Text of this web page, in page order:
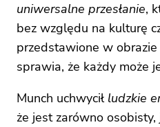
uniwersalne przesłanie,
bez względu na kulturę
przedstawione w
sprawia, że każdy może
Munch uchwycił ludzkie
że jest zarówno